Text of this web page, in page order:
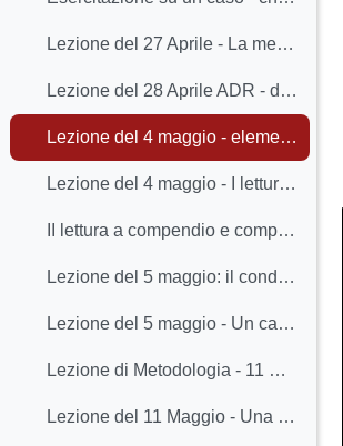
Lezione del 27 Aprile - La mediazione - Lo sguardo di un professionista
Lezione del 28 Aprile ADR - distinzioni concettuali
Lezione del 4 maggio - elementi polarizzanti della logica processuale
Lezione del 4 maggio - I lettura a compendio e completamento della lezione del 4 maggio
II lettura a compendio e completamento della lezione del 4 Maggio
Lezione del 5 maggio: il condominio Alpenrose - metodi giuridici a confronto
Lezione del 5 maggio - Un caso condominiale - prospettiva giudiziale e negoziale a confronto
Lezione di Metodologia - 11 Maggio - La prima Scuola di Harvard
Lezione del 11 Maggio - Una presentazione della prima Scuola di Harvard